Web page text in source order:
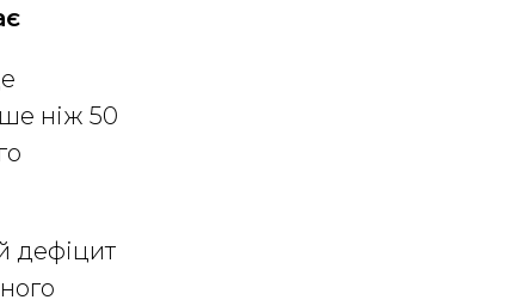
ніж 50
дефіцит